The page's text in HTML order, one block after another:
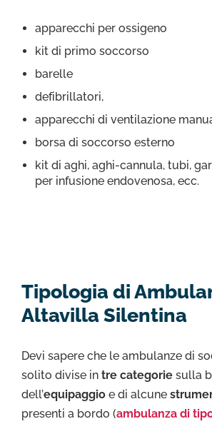
apparecchi per ossigeno
kit di primo soccorso
barelle
defibrillatori,
apparecchi di ventilazione
borsa di soccorso esterno
kit di aghi, aghi-cannula, tubi,
per infusione endovenosa, ecc.
Tipologia di
Altavilla Silentina
Devi sapere che le ambulanze di
solito divise in tre categorie sulla
dell’equipaggio e di alcune
presenti a bordo (ambulanza di